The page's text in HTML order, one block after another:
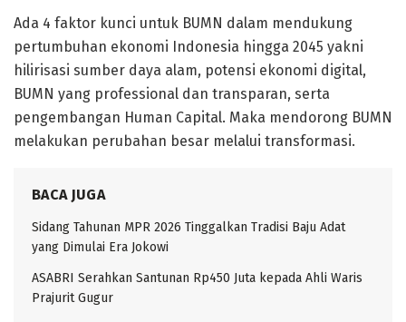
Ada 4 faktor kunci untuk BUMN dalam mendukung
pertumbuhan ekonomi Indonesia hingga 2045 yakni
hilirisasi sumber daya alam, potensi ekonomi digital,
BUMN yang professional dan transparan, serta
pengembangan Human Capital. Maka mendorong BUMN
melakukan perubahan besar melalui transformasi.
BACA JUGA
Sidang Tahunan MPR 2026 Tinggalkan Tradisi Baju Adat
yang Dimulai Era Jokowi
ASABRI Serahkan Santunan Rp450 Juta kepada Ahli Waris
Prajurit Gugur